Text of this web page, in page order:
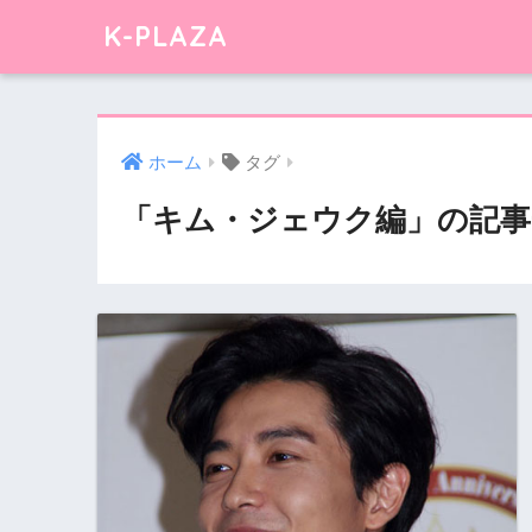
K-PLAZA
ホーム タグ
「キム・ジェウク編」の記